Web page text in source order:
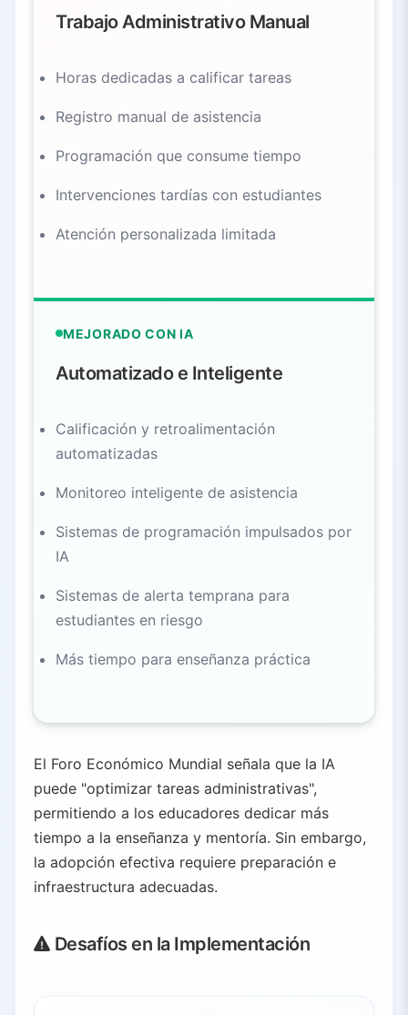
Trabajo Administrativo Manual
Horas dedicadas a calificar tareas
Registro manual de asistencia
Programación que consume tiempo
Intervenciones tardías con estudiantes
Atención personalizada limitada
MEJORADO CON IA
Automatizado e Inteligente
Calificación y retroalimentación
automatizadas
Monitoreo inteligente de asistencia
Sistemas de programación impulsados por
IA
Sistemas de alerta temprana para
estudiantes en riesgo
Más tiempo para enseñanza práctica
El Foro Económico Mundial señala que la IA
puede "optimizar tareas administrativas",
permitiendo a los educadores dedicar más
tiempo a la enseñanza y mentoría. Sin embargo,
la adopción efectiva requiere preparación e
infraestructura adecuadas.
Desafíos en la Implementación